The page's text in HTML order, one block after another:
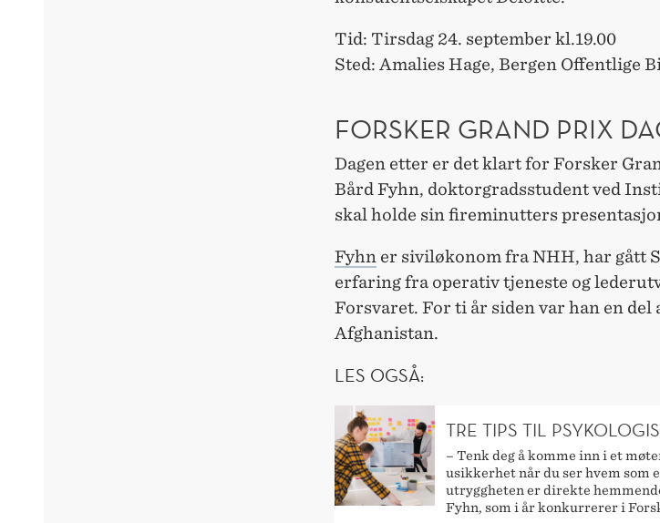
Tid: Tirsdag 24. september kl.19.00
Sted: Amalies Hage, Bergen Offentlige
FORSKER GRAND PRIX
Dagen etter er det klart for Forsker
Bård Fyhn, doktorgradsstudent ved
skal holde sin fireminutters
Fyhn er siviløkonom fra NHH, har gått
erfaring fra operativ tjeneste og
Forsvaret. For ti år siden var han en del
Afghanistan.
LES OGSÅ:
TRE TIPS TIL
– Tenk deg å komme inn i et
usikkerhet når du ser hvem som
utryggheten er direkte
Fyhn, som i år konkurrerer i